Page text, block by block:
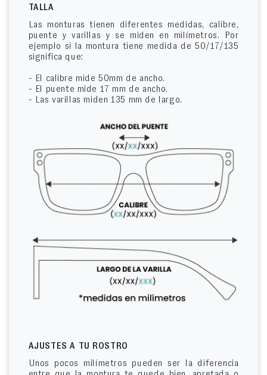
TALLA
Las monturas tienen diferentes medidas, calibre,
puente y varillas y se miden en milímetros. Por
ejemplo si la montura tiene medida de 50/17/135
significa que:
- El calibre mide 50mm de ancho.
- El puente mide 17 mm de ancho.
- Las varillas miden 135 mm de largo.
AJUSTES A TU ROSTRO
Unos pocos milímetros pueden ser la diferencia